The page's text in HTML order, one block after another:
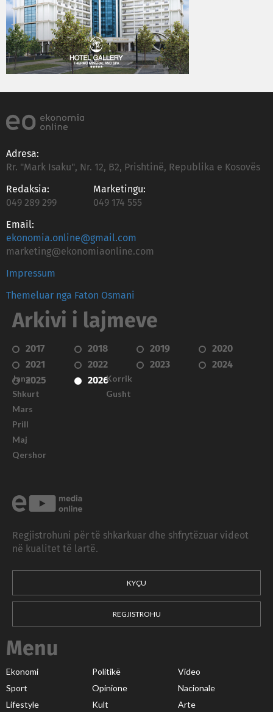
Adresa:
Rr. "Mark Isaku", Nr. 12, B2, Prishtinë, Republika e Kosovës
Redaksia:
049 289 299
Marketingu:
049 174 555
Email:
ekonomia.online@gmail.com
marketing@ekonomiaonline.com
Impressum
Themeluar nga Faton Osmani
Arkivi i lajmeve
2017 2018 2019
2020
2021
2022 2023
2024
2025
2026
Janar
Shkurt
Mars
Prill
Maj
Qershor
Korrik
Gusht
Regjistrohuni për të shkarkuar dhe shfrytëzuar videot
në kualitet të lartë.
KYÇU
REGJISTROHU
Menu
Ekonomi Politikë
Video
Sport
Opinione
Nacionale
Lifestyle
Kult Arte